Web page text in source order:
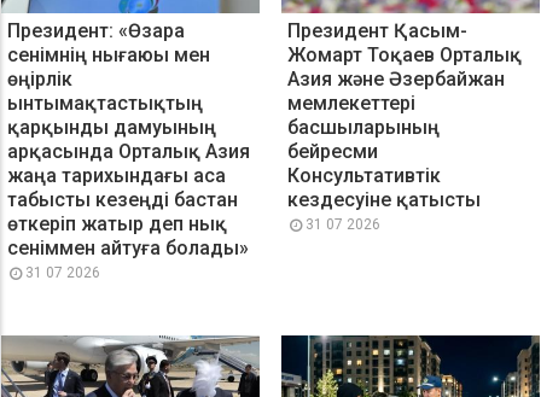
Президент: «Өзара
сенімнің нығаюы мен
өңірлік
ынтымақтастықтың
қарқынды дамуының
арқасында Орталық Азия
жаңа тарихындағы аса
табысты кезеңді бастан
өткеріп жатыр деп нық
сеніммен айтуға болады»
31 07 2026
Президент Қасым-
Жомарт Тоқаев Орталық
Азия және Әзербайжан
мемлекеттері
басшыларының
бейресми
Консультативтік
кездесуіне қатысты
31 07 2026